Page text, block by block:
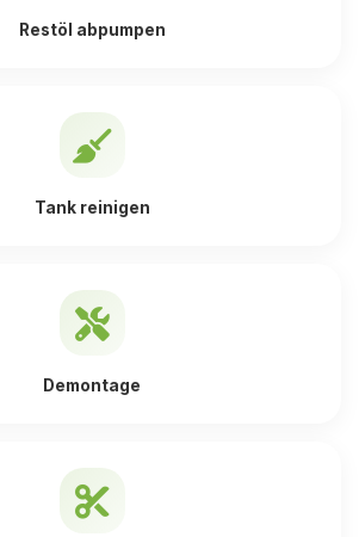
Restöl abpumpen
Tank reinigen
Demontage